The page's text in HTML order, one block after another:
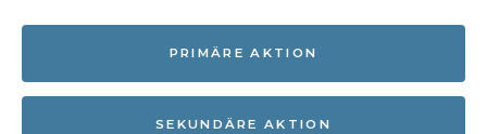
PRIMÄRE AKTION
SEKUNDÄRE AKTION